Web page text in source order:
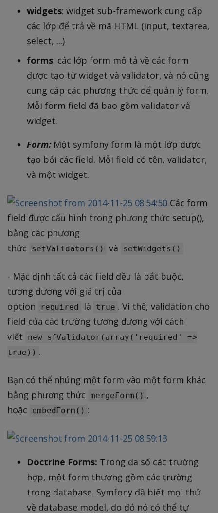
widgets: widget sub-framework cung cấp
các lớp để trả về mã HTML (input, textarea,
select, ...)
forms: các lớp form mô tả về các form
được tạo từ widget và validator, và nó cũng
cung cấp các phương thức để quản lý form.
Mỗi form field đã bao gồm validator và
widget.
Form: Một symfony form là một lớp được
tạo bởi các field. Mỗi field có tên, validator,
và một widget.
Các form
field được cấu hình trong phương thức setup(),
bằng các phương
thức
setValidators() và setWidgets()
- Mặc định tất cả các field đều là bắt buộc,
tương đương với giá trị của
option
required là true . Vì thế, validation cho
field của các trường tương đương với cách
viết
new sfValidator(array('required' =>
true)) .
Bạn có thể nhúng một form vào một form khác
bằng phương thức
mergeForm() ,
hoặc
embedForm() :
Doctrine Forms: Trong đa số các trường
hợp, một form thường gồm các trường
trong database. Symfony đã biết mọi thứ
về database model, do đó nó có thể tự